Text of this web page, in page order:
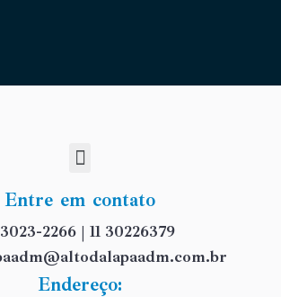
Entre em contato
3023-2266 | 11 30226379
Endereço: